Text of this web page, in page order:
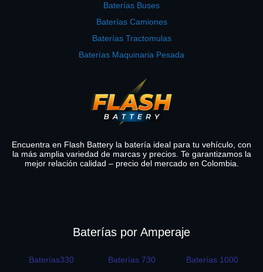
Baterías Buses
Baterías Camiones
Baterías Tractomulas
Baterías Maquinaria Pesada
Encuentra en Flash Battery la batería ideal para tu vehículo, con
la más amplia variedad de marcas y precios. Te garantizamos la
mejor relación calidad – precio del mercado en Colombia.
Baterías por Amperaje
Baterías330
Baterías 730
Baterías 1000